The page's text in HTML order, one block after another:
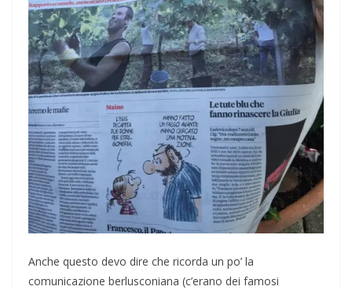
Anche questo devo dire che ricorda un po’ la
comunicazione berlusconiana (c’erano dei famosi